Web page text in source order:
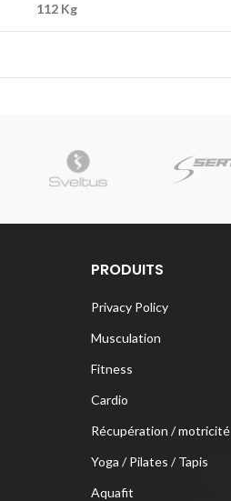
112 Kg
PRODUITS
Privacy Policy
Musculation
Fitness
Cardio
Récupération / motricité
Yoga / Pilates / Tapis
Aquafit